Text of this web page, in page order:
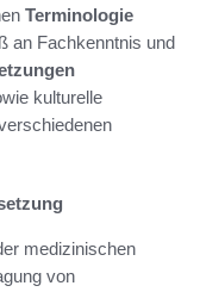
Terminologie
an Fachkenntnis und
kulturelle
medizinischen
von